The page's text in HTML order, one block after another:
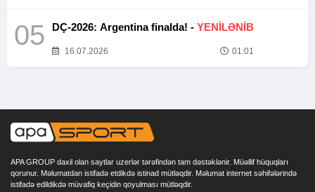
05 DÇ-2026: Argentina finalda! - YENİLƏNİB
16.07.2026 01:01
APA GROUP daxil olan saytlar uzerlər tərəfindən tam dəstəklənir. Müəllif hüquqları
qorunur. Məlumatdan istifadə etdikdə istinad mütləqdir. Məlumat internet səhifələrində
istifadə edildikdə müvafiq keçidin qoyulması mütləqdir.